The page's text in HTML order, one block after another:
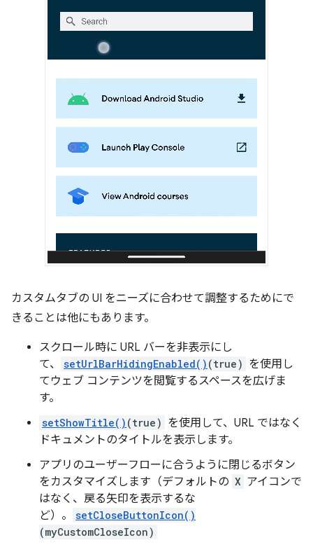
カスタムタブの UI をニーズに合わせて調整するためにで
きることは他にもあります。
スクロール時に URL バーを非表示にし
て、
setUrlBarHidingEnabled() (true) を使用し
てウェブ コンテンツを閲覧するスペースを広げま
す。
setShowTitle() (true) を使用して、URL ではなく
ドキュメントのタイトルを表示します。
アプリのユーザーフローに合うように閉じるボタン
をカスタマイズします（デフォルトの X アイコンで
はなく、戻る矢印を表示するな
ど）。
setCloseButtonIcon()
(myCustomCloseIcon)